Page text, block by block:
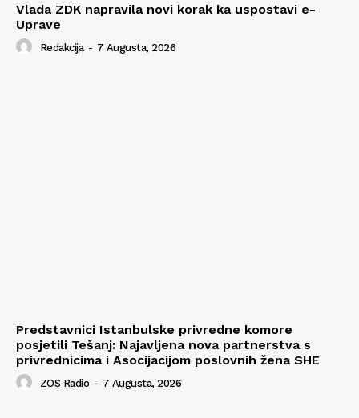
Vlada ZDK napravila novi korak ka uspostavi e-
Uprave
Redakcija - 7 Augusta, 2026
Predstavnici Istanbulske privredne komore
posjetili Tešanj: Najavljena nova partnerstva s
privrednicima i Asocijacijom poslovnih žena SHE
ZOS Radio - 7 Augusta, 2026